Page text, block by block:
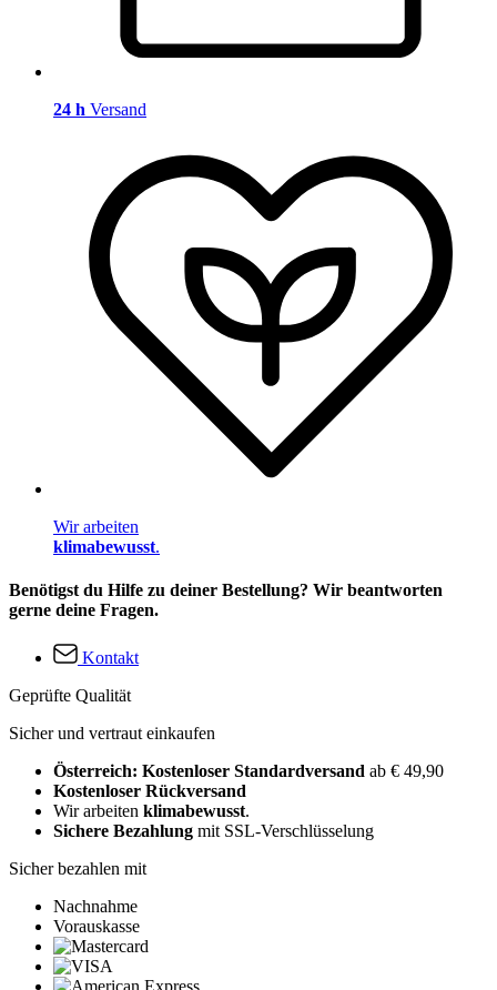
24 h Versand
Wir arbeiten
klimabewusst.
Benötigst du Hilfe zu deiner Bestellung? Wir beantworten
gerne deine Fragen.
Kontakt
Geprüfte Qualität
Sicher und vertraut einkaufen
Österreich: Kostenloser Standardversand ab € 49,90
Kostenloser Rückversand
Wir arbeiten klimabewusst.
Sichere Bezahlung mit SSL-Verschlüsselung
Sicher bezahlen mit
Nachnahme
Vorauskasse